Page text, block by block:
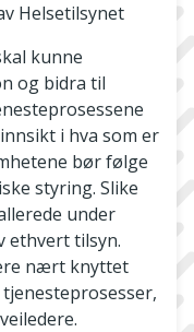
Helsetilsynet
kunne
og bidra til
i hva som er
bør følge
styring. Slike
under
ethvert tilsyn.
nært knyttet